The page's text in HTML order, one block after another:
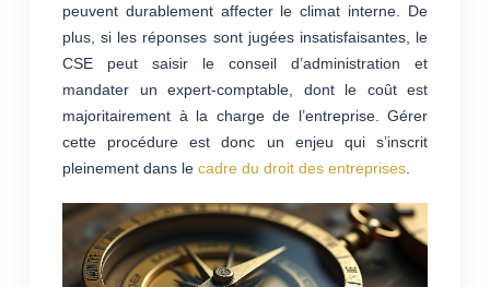
peuvent durablement affecter le climat interne. De
plus, si les réponses sont jugées insatisfaisantes, le
CSE peut saisir le conseil d’administration et
mandater un expert-comptable, dont le coût est
majoritairement à la charge de l’entreprise. Gérer
cette procédure est donc un enjeu qui s’inscrit
pleinement dans le cadre du droit des entreprises